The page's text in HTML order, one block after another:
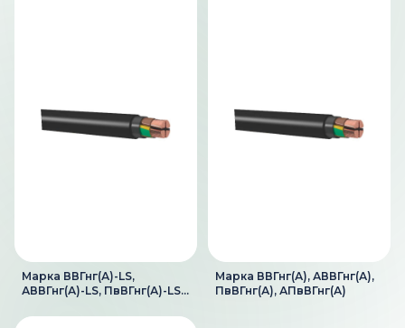
Марка ВВГнг(А)-LS,
АВВГнг(А)-LS, ПвВГнг(А)-LS,
Марка ВВГнг(А), АВВГнг(А),
ПвВГнг(А), АПвВГнг(А)